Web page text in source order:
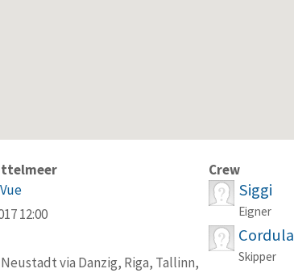
12:00
via Danzig, Riga, Tallinn,
Crew
Siggi
Eigner
Cordula
Skipper